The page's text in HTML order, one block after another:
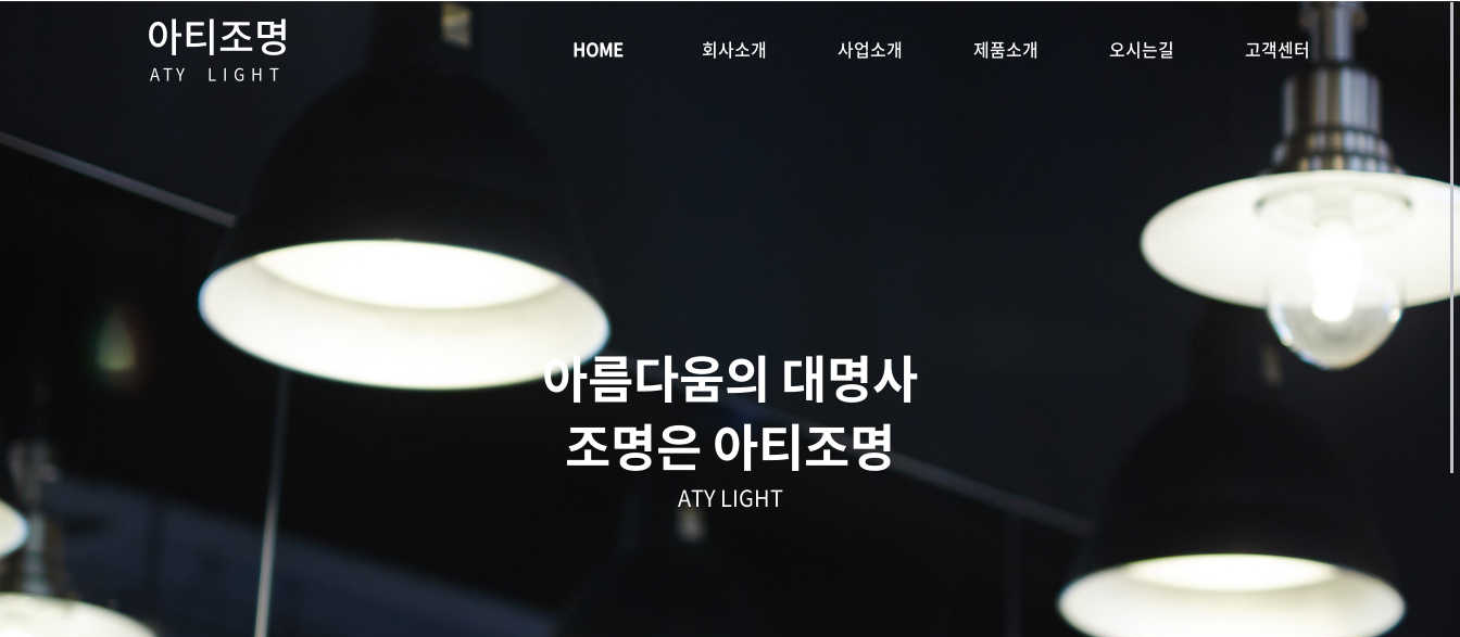
HOME 회사소개 사업소개 제품소개 오시는길 고객센터
조명은 아티조명
아름다움의 대명사
ATY LIGHT
아티조명
A T Y L I G H T